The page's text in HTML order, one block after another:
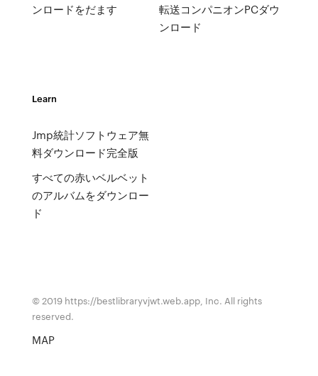
ンロードをだます
転送コンパニオンPCダウ
ンロード
Learn
Jmp統計ソフトウェア無
料ダウンロード完全版
すべての赤いベルベット
のアルバムをダウンロー
ド
© 2019 https://bestlibraryvjwt.web.app, Inc. All rights
reserved.
MAP